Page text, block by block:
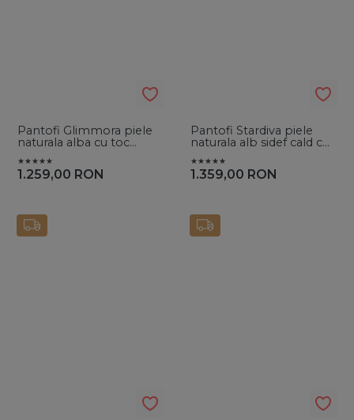
Pantofi Glimmora piele
naturala alba cu toc
1.259,00 RON
Pantofi Stardiva piele
naturala alb sidef cald cu
1.359,00 RON